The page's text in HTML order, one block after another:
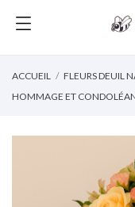
ACCUEIL
FLEURS DEUIL
HOMMAGE ET